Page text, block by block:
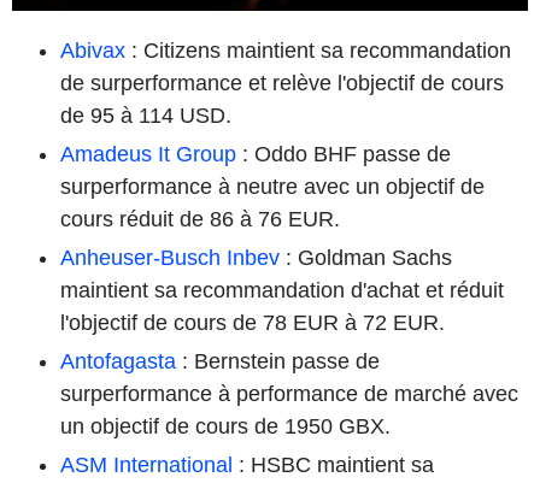
Abivax : Citizens maintient sa recommandation
de surperformance et relève l'objectif de cours
de 95 à 114 USD.
Amadeus It Group : Oddo BHF passe de
surperformance à neutre avec un objectif de
cours réduit de 86 à 76 EUR.
Anheuser-Busch Inbev : Goldman Sachs
maintient sa recommandation d'achat et réduit
l'objectif de cours de 78 EUR à 72 EUR.
Antofagasta : Bernstein passe de
surperformance à performance de marché avec
un objectif de cours de 1950 GBX.
ASM International : HSBC maintient sa